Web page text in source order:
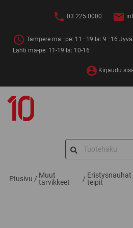
03 225 0000
Tampere ma–pe: 11–19 la: 9–16
Lahti ma-pe: 11-19 la: 10-16
Kirjaudu
10
Search
Etusivu / Muut
tarvikkeet
/ Eristysnauhat
teipit